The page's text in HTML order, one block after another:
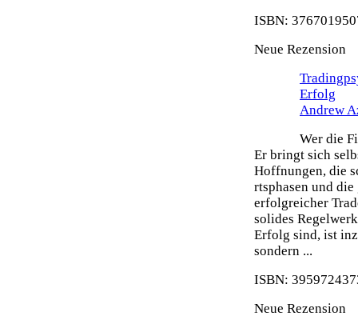
ISBN:
Neue Rezension
Erfolg
Andrew
Wer die
Er bringt sich
Hoffnungen, die
rtsphasen und
erfolgreicher
solides
Erfolg sind, ist
sondern ...
ISBN:
Neue Rezension